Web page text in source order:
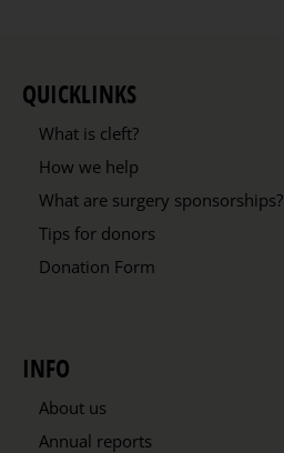
QUICKLINKS
What is cleft?
How we help
What are surgery sponsorships?
Tips for donors
Donation Form
INFO
About us
Annual reports